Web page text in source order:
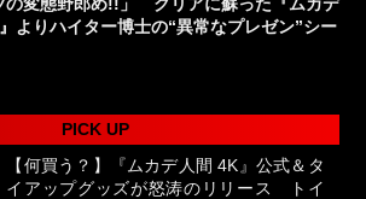
よりハイター博士の“異常なプレゼン”シー
PICK UP
【何買う？】『ムカデ人間 4K』公式＆タ
イアップグッズが怒涛のリリース トイ